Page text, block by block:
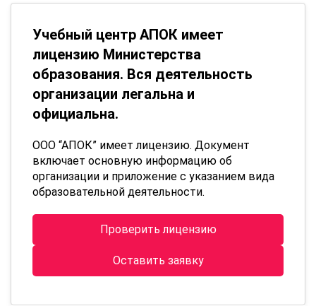
Учебный центр АПОК имеет
лицензию Министерства
образования. Вся деятельность
организации легальна и
официальна.
ООО “АПОК” имеет лицензию. Документ
включает основную информацию об
организации и приложение с указанием вида
образовательной деятельности.
Проверить лицензию
Оставить заявку